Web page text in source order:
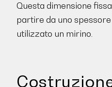
Questa dimensione
partire da uno
utilizzato un mirino.